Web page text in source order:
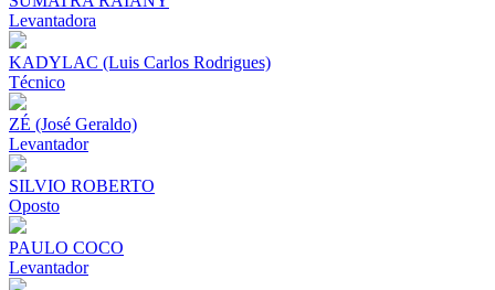
Levantadora
KADYLAC (Luis Carlos Rodrigues)
Técnico
ZÉ (José Geraldo)
Levantador
SILVIO ROBERTO
Oposto
PAULO COCO
Levantador